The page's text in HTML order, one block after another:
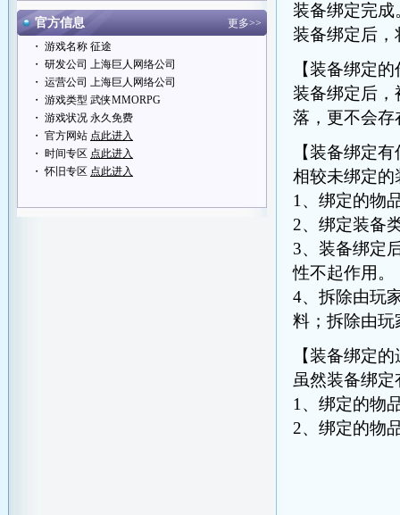
官方信息
更多>>
・ 游戏名称 征途
・ 研发公司 上海巨人网络公司
・ 运营公司 上海巨人网络公司
・ 游戏类型 武侠MMORPG
・ 游戏状况 永久免费
・ 官方网站 点此进入
・ 时间专区 点此进入
・ 怀旧专区 点此进入
装备绑定完成
装备绑定后，
【装备绑定
装备绑定后
落，更不会
【装备绑定
相较未绑定
1、绑定的物
2、绑定装备
3、装备绑定
性不起作用。
4、拆除由玩
料；拆除由
【装备绑定
虽然装备绑
1、绑定的物
2、绑定的物